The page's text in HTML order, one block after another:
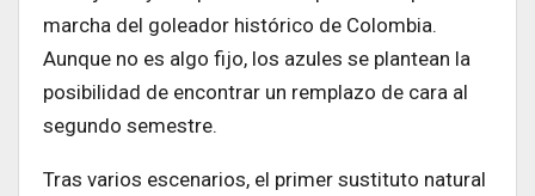
marcha del goleador histórico de Colombia.
Aunque no es algo fijo, los azules se plantean la
posibilidad de encontrar un remplazo de cara al
segundo semestre.
Tras varios escenarios, el primer sustituto natural